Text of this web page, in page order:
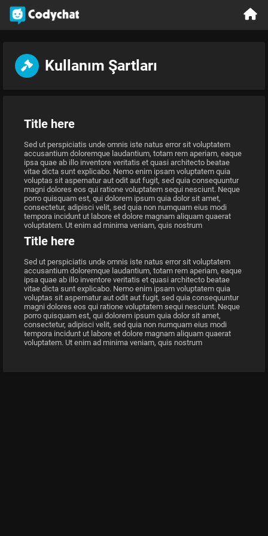
Kullanım Şartları
Title here
Sed ut perspiciatis unde omnis iste natus error sit voluptatem
accusantium doloremque laudantium, totam rem aperiam, eaque
ipsa quae ab illo inventore veritatis et quasi architecto beatae
vitae dicta sunt explicabo. Nemo enim ipsam voluptatem quia
voluptas sit aspernatur aut odit aut fugit, sed quia consequuntur
magni dolores eos qui ratione voluptatem sequi nesciunt. Neque
porro quisquam est, qui dolorem ipsum quia dolor sit amet,
consectetur, adipisci velit, sed quia non numquam eius modi
tempora incidunt ut labore et dolore magnam aliquam quaerat
voluptatem. Ut enim ad minima veniam, quis nostrum
Title here
Sed ut perspiciatis unde omnis iste natus error sit voluptatem
accusantium doloremque laudantium, totam rem aperiam, eaque
ipsa quae ab illo inventore veritatis et quasi architecto beatae
vitae dicta sunt explicabo. Nemo enim ipsam voluptatem quia
voluptas sit aspernatur aut odit aut fugit, sed quia consequuntur
magni dolores eos qui ratione voluptatem sequi nesciunt. Neque
porro quisquam est, qui dolorem ipsum quia dolor sit amet,
consectetur, adipisci velit, sed quia non numquam eius modi
tempora incidunt ut labore et dolore magnam aliquam quaerat
voluptatem. Ut enim ad minima veniam, quis nostrum